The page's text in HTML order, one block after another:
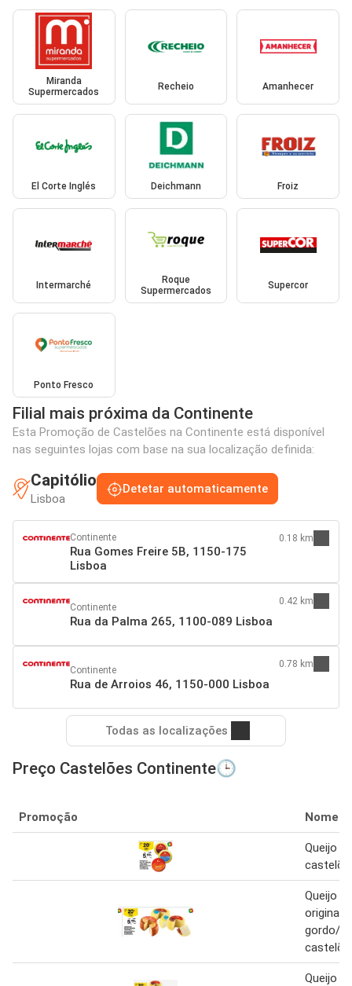
Miranda
Supermercados
Recheio Amanhecer
El Corte Inglés Deichmann Froiz
Intermarché
Roque
Supermercados
Supercor
Ponto Fresco
Filial mais próxima da Continente
Esta Promoção de Castelões na Continente está disponível
nas seguintes lojas com base na sua localização definida:
Capitólio
Lisboa
Detetar automaticamente
Continente
Rua Gomes Freire 5B, 1150-175
Lisboa
0.18 km
Continente
Rua da Palma 265, 1100-089 Lisboa
0.42 km
Continente
Rua de Arroios 46, 1150-000 Lisboa
0.78 km
Todas as localizações
Preço Castelões Continente🕒
Promoção Nome
Queijo
Queijo
original/
gordo/
Queijo